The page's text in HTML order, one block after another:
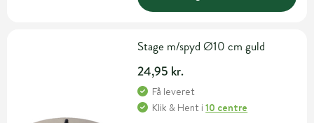
Stage m/spyd Ø10 cm guld
24,95 kr.
Få leveret
Klik & Hent i10 centre